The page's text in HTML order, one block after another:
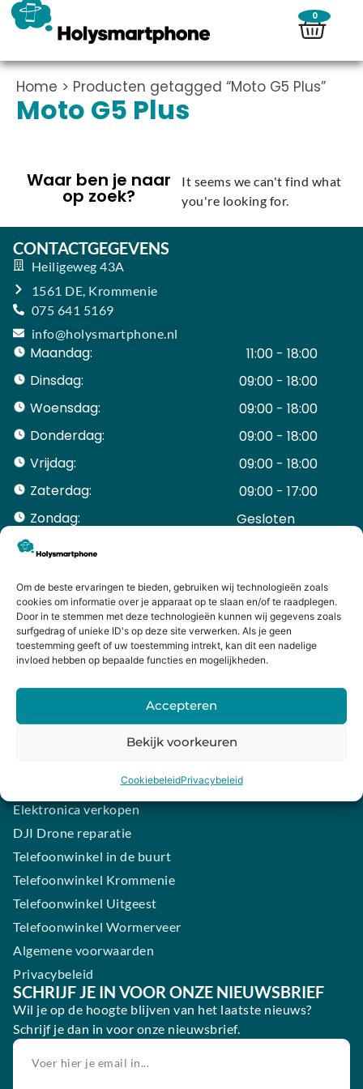
Om de beste ervaringen te bieden, gebruiken wij technologieën zoals
cookies om informatie over je apparaat op te slaan en/of te raadplegen.
Door in te stemmen met deze technologieën kunnen wij gegevens zoals
surfgedrag of unieke ID's op deze site verwerken. Als je geen
toestemming geeft of uw toestemming intrekt, kan dit een nadelige
invloed hebben op bepaalde functies en mogelijkheden.
Accepteren
Bekijk voorkeuren
CookiebeleidPrivacybeleid
0
Home > Producten getagged “Moto G5 Plus”
Moto G5 Plus
Waar ben je naar
op zoek?
It seems we can't find what
you're looking for.
CONTACTGEGEVENS
Heiligeweg 43A
1561 DE, Krommenie
075 641 5169
info@holysmartphone.nl
Maandag:
11:00 - 18:00
Dinsdag:
09:00 - 18:00
Woensdag:
09:00 - 18:00
Donderdag:
09:00 - 18:00
Vrijdag:
09:00 - 18:00
Zaterdag:
09:00 - 17:00
Zondag:
Gesloten ​ ​ ​ ​ ​ ​ ​
ACCOUNT
Mijn Account
Bestellingen
Mijn winkelwagen
HANDIGE LINKS
Levering en retourneren
Garantie
Contact
Samsung smartphone laten maken
Elektronica verkopen
DJI Drone reparatie
Telefoonwinkel in de buurt
Telefoonwinkel Krommenie
Telefoonwinkel Uitgeest
Telefoonwinkel Wormerveer
Algemene voorwaarden
Privacybeleid
SCHRIJF JE IN VOOR ONZE NIEUWSBRIEF
Wil je op de hoogte blijven van het laatste nieuws?
Schrijf je dan in voor onze nieuwsbrief.